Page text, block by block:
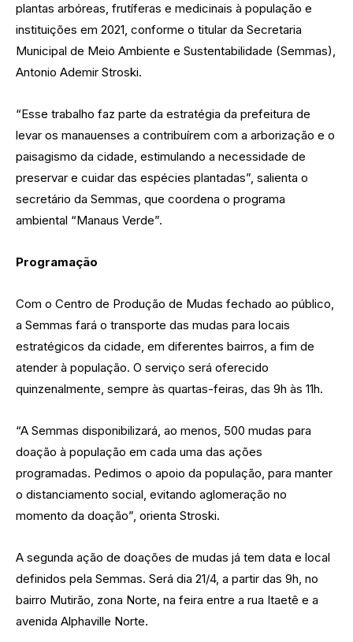
plantas arbóreas, frutíferas e medicinais à população e
instituições em 2021, conforme o titular da Secretaria
Municipal de Meio Ambiente e Sustentabilidade (Semmas),
Antonio Ademir Stroski.
“Esse trabalho faz parte da estratégia da prefeitura de
levar os manauenses a contribuírem com a arborização e o
paisagismo da cidade, estimulando a necessidade de
preservar e cuidar das espécies plantadas”, salienta o
secretário da Semmas, que coordena o programa
ambiental “Manaus Verde”.
Programação
Com o Centro de Produção de Mudas fechado ao público,
a Semmas fará o transporte das mudas para locais
estratégicos da cidade, em diferentes bairros, a fim de
atender à população. O serviço será oferecido
quinzenalmente, sempre às quartas-feiras, das 9h às 11h.
“A Semmas disponibilizará, ao menos, 500 mudas para
doação à população em cada uma das ações
programadas. Pedimos o apoio da população, para manter
o distanciamento social, evitando aglomeração no
momento da doação”, orienta Stroski.
A segunda ação de doações de mudas já tem data e local
definidos pela Semmas. Será dia 21/4, a partir das 9h, no
bairro Mutirão, zona Norte, na feira entre a rua Itaetê e a
avenida Alphaville Norte.